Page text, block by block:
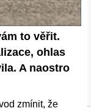
to věřit.
ohlas
A naostro
zmínit, že